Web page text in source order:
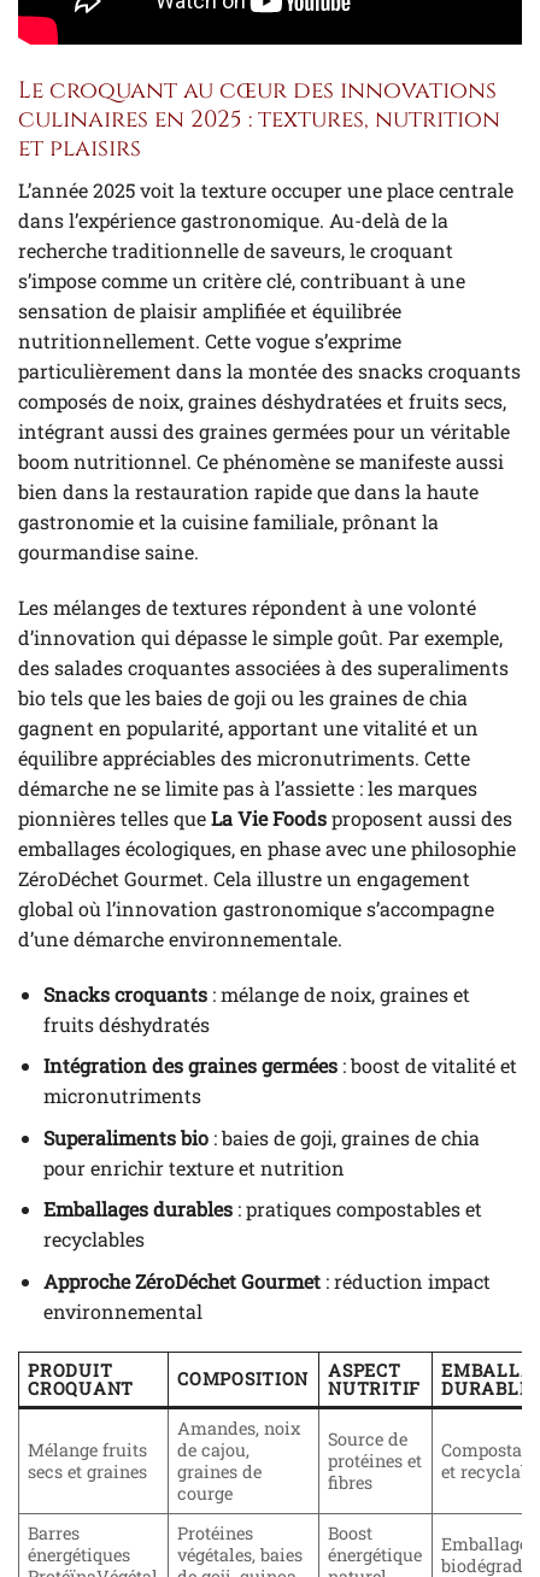
Le croquant au cœur des innovations
culinaires en 2025 : textures, nutrition
et plaisirs
L’année 2025 voit la texture occuper une place centrale
dans l’expérience gastronomique. Au-delà de la
recherche traditionnelle de saveurs, le croquant
s’impose comme un critère clé, contribuant à une
sensation de plaisir amplifiée et équilibrée
nutritionnellement. Cette vogue s’exprime
particulièrement dans la montée des snacks croquants
composés de noix, graines déshydratées et fruits secs,
intégrant aussi des graines germées pour un véritable
boom nutritionnel. Ce phénomène se manifeste aussi
bien dans la restauration rapide que dans la haute
gastronomie et la cuisine familiale, prônant la
gourmandise saine.
Les mélanges de textures répondent à une volonté
d’innovation qui dépasse le simple goût. Par exemple,
des salades croquantes associées à des superaliments
bio tels que les baies de goji ou les graines de chia
gagnent en popularité, apportant une vitalité et un
équilibre appréciables des micronutriments. Cette
démarche ne se limite pas à l’assiette : les marques
pionnières telles queLa Vie Foodsproposent aussi des
emballages écologiques, en phase avec une philosophie
ZéroDéchet Gourmet. Cela illustre un engagement
global où l’innovation gastronomique s’accompagne
d’une démarche environnementale.
Snacks croquants: mélange de noix, graines et
fruits déshydratés
Intégration des graines germées: boost de vitalité et
micronutriments
Superaliments bio: baies de goji, graines de chia
pour enrichir texture et nutrition
Emballages durables: pratiques compostables et
recyclables
Approche ZéroDéchet Gourmet: réduction impact
environnemental
PRODUIT
CROQUANT COMPOSITION ASPECT
NUTRITIF DURABLE
Mélange fruits
secs et graines
Amandes, noix
de cajou,
graines de
courge
Source de
protéines et
fibres
et
Barres
énergétiques
Protéines
végétales, baies
Boost
énergétique
Emballage